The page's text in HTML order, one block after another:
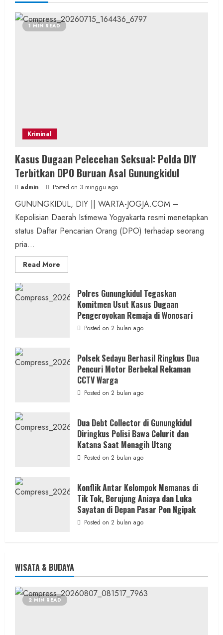
1 MIN READ
Kriminal
Kasus Dugaan Pelecehan Seksual: Polda DIY
Terbitkan DPO Buruan Asal Gunungkidul
admin Posted on 3 minggu ago
GUNUNGKIDUL, DIY || WARTA-JOGJA.COM –
Kepolisian Daerah Istimewa Yogyakarta resmi menetapkan
status Daftar Pencarian Orang (DPO) terhadap seorang
pria...
Read More
more
Dugaan
Pelecehan
Seksual:
Polda
Terbitkan
Gunungkidul
Polres Gunungkidul Tegaskan
Komitmen Usut Kasus Dugaan
Pengeroyokan Remaja di Wonosari
Posted on 2 bulan ago
Polsek Sedayu Berhasil Ringkus Dua
Pencuri Motor Berbekal Rekaman
CCTV Warga
Posted on 2 bulan ago
Dua Debt Collector di Gunungkidul
Diringkus Polisi Bawa Celurit dan
Katana Saat Menagih Utang
Posted on 2 bulan ago
Konflik Antar Kelompok Memanas di
Tik Tok, Berujung Aniaya dan Luka
Sayatan di Depan Pasar Pon Ngipak
Posted on 2 bulan ago
WISATA & BUDAYA
2 MIN READ